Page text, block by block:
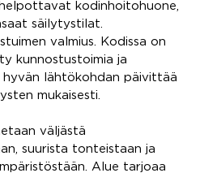
kodinhoitohuone,
säilytystilat.
valmius. Kodissa on
kunnostustoimia ja
hyvän lähtökohdan päivittää
mukaisesti.
väljästä
suurista tonteistaan ja
Alue tarjoaa